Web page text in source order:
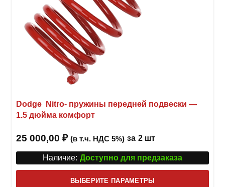
Dodge Nitro- пружины передней подвески —
1.5 дюйма комфорт
25 000,00 ₽ (в т.ч. НДС 5%) за 2 шт
Наличие: Доступно для предзаказа
ВЫБЕРИТЕ ПАРАМЕТРЫ